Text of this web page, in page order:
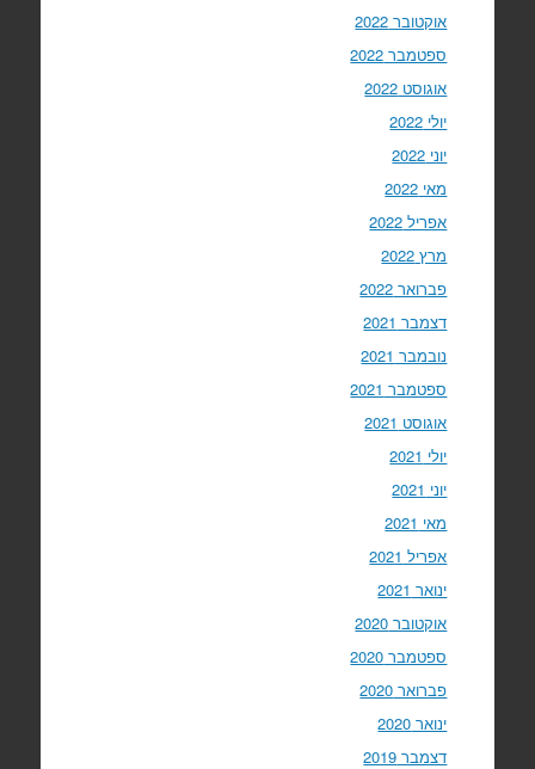
אוקטובר 2022
ספטמבר 2022
אוגוסט 2022
יולי 2022
יוני 2022
מאי 2022
אפריל 2022
מרץ 2022
פברואר 2022
דצמבר 2021
נובמבר 2021
ספטמבר 2021
אוגוסט 2021
יולי 2021
יוני 2021
מאי 2021
אפריל 2021
ינואר 2021
אוקטובר 2020
ספטמבר 2020
פברואר 2020
ינואר 2020
דצמבר 2019